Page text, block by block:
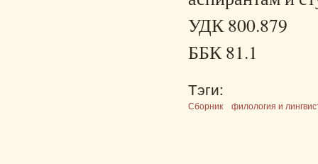
УДК 800.879
ББК 81.1
Тэги:
Сборник филология и